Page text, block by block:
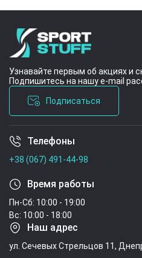
ремней или имеет слабый
Узнавайте первым об акциях и
Подпишитесь на нашу e-mail
Подписаться
Условия соглашения
Телефоны
+38 (067) 491-44-98
Время работы
Пн-Сб: 10:00 - 19:00
Вс: 10:00 - 18:00
Наш адрес
ул. Сечевых Стрельцов 11,